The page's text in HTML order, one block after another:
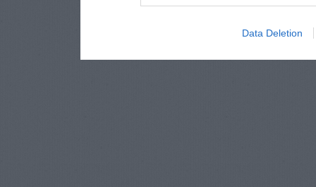
Data Deletion